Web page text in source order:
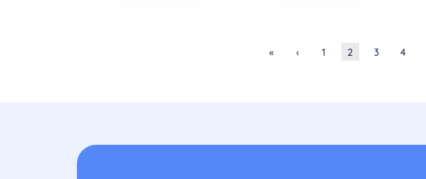
Première page
« Page précédente
‹ Page
1 Page courante
2 Page
3 Page
4